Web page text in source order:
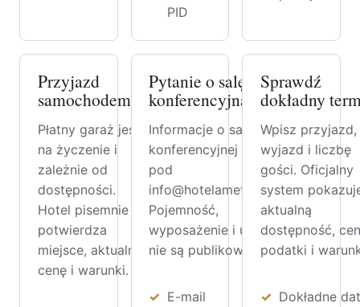
PID
Przyjazd
samochodem
Płatny garaż jest
na życzenie i
zależnie od
dostępności.
Hotel pisemnie
potwierdza
miejsce, aktualną
cenę i warunki.
Pytanie o salę
konferencyjną
Informacje o sali
konferencyjnej uzyskasz
pod
info@hotelametyst.cz.
Pojemność,
wyposażenie i układy
nie są publikowane.
E-mail
Sprawdź
dokładny
Wpisz przyjazd,
wyjazd i liczbę
gości. Oficjalny
system
aktualną
dostępność,
podatki i
Dokładne